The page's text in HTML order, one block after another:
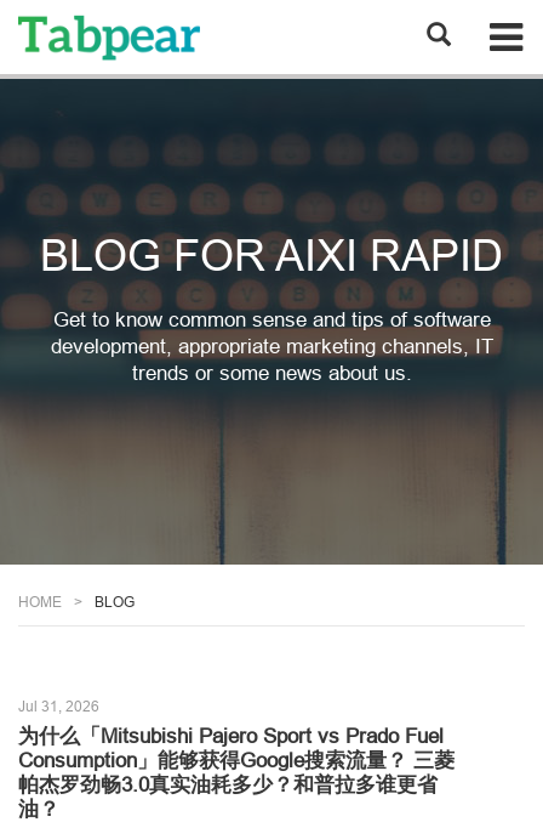
BLOG FOR AIXI RAPID
Get to know common sense and tips of software
development, appropriate marketing channels, IT
trends or some news about us.
HOME BLOG
Jul 31, 2026
为什么「Mitsubishi Pajero Sport vs Prado Fuel
Consumption」能够获得Google搜索流量？ 三菱
帕杰罗劲畅3.0真实油耗多少？和普拉多谁更省
油？